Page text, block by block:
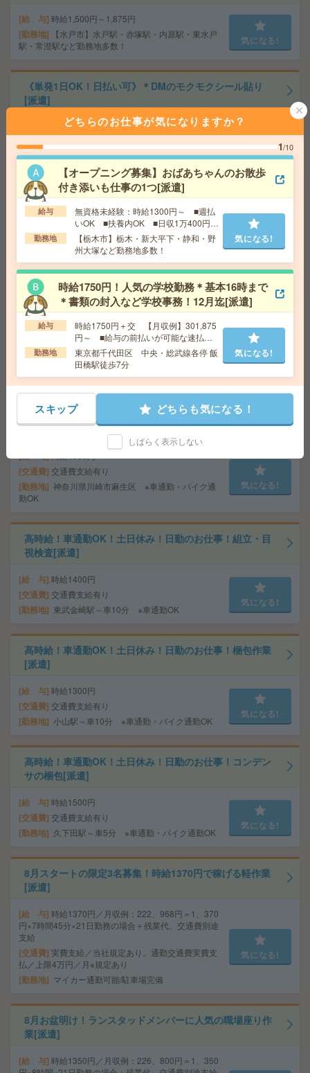
給 与 時給1,500円～1,875円
勤務地
【水戸市】水戸駅・赤塚駅・内原駅・東水戸
駅・常澄駅など勤務地多数！
気になる!
《単発1日OK！日払い可》＊DMのモクモクシール貼り
[派遣]
時給1,500円～1,875円
交通費
勤務地 【水戸市】水戸駅・赤塚駅・内原駅・東水戸
駅・常澄駅など勤務地多数！
気になる!
〈空いた日1日のみからOK〉＊チラシの仕分け[派遣]
給 与 時給1,200円～1,625円
【甲府市】甲府駅・南甲府駅・酒折駅・金手
駅・善光寺駅など勤務地多数！
座り仕事！給与即払いOK！高時給！卓球ラケットの製造
[派遣]
給 与 時給1600円
交通費 交通費支給有り
勤務地 新所沢駅～バス15分 ※送迎有り
気になる!
高時給！車通勤OK！土日休み！日勤のお仕事！商品検査
[派遣]
給 与
交通費 交通費支給有り
勤務地 神奈川県川崎市麻生区 ※車通勤・バイク通
勤OK
気になる!
高時給！車通勤OK！土日休み！日勤のお仕事！組立・目
視検査[派遣]
給 与 時給1400円
交通費 交通費支給有り
勤務地 東武金崎駅～車10分 ※車通勤OK
気になる!
高時給！車通勤OK！土日休み！日勤のお仕事！梱包作業
[派遣]
給 与 時給1300円
交通費 交通費支給有り
勤務地 小山駅～車10分 ※車通勤・バイク通勤OK
気になる!
高時給！車通勤OK！土日休み！日勤のお仕事！コンデン
サの梱包[派遣]
給 与 時給1500円
交通費 交通費支給有り
勤務地 久下田駅～車5分 ※車通勤・バイク通勤OK
気になる!
8月スタートの限定3名募集！時給1370円で稼げる軽作業
[派遣]
給 与 時給1370円／月収例：222、968円＝1、370
円×7時間45分×21日勤務の場合＋残業代、交通費別途
支給
交通費 実費支給／当社規定あり。通勤交通費実費支
払／上限4万円／月※規定あり
勤務地 マイカー通勤可能/駐車場完備
気になる!
8月お盆明け！ランスタッドメンバーに人気の職場座り作
業[派遣]
給 与 時給1350円／月収例：226、800円＝1、350
どちらのお仕事が気になりますか？
1/10
【オープニング募集】おばあちゃんのお散歩
付き添いも仕事の1つ[派遣]
給与
無資格未経験：時給1300円～ ■週払
いOK ■扶養内OK ■日収1万400円以
上
勤務地
【栃木市】栃木・新大平下・静和・野
州大塚など勤務地多数！
気になる!
時給1750円！人気の学校勤務＊基本16時まで
＊書類の封入など学校事務！12月迄[派遣]
給与
時給1750円＋交 【月収例】301,875
円～ ■給与の前払いが可能な速払い
サービスあり
勤務地
東京都千代田区 中央・総武線各停 飯
田橋駅徒歩7分
気になる!
スキップ どちらも気になる！
しばらく表示しない